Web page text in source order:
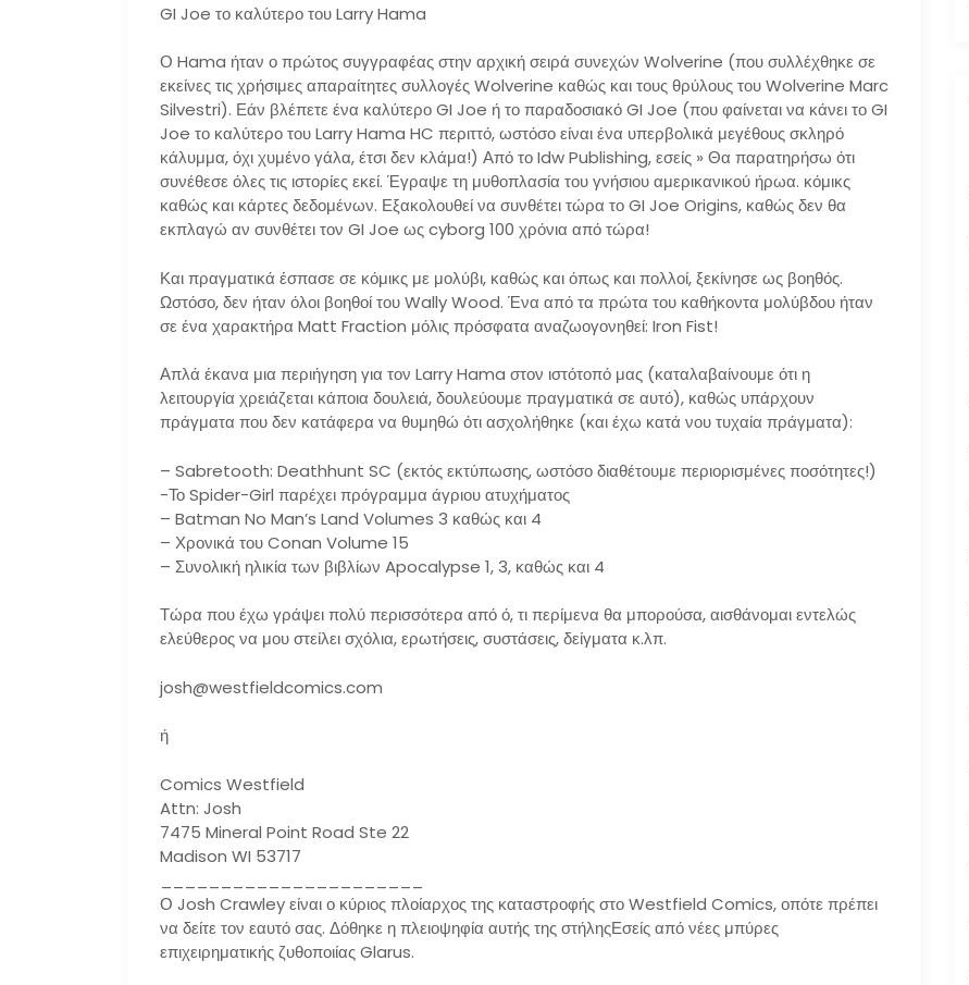
GI Joe το καλύτερο του Larry Hama
Ο Hama ήταν ο πρώτος συγγραφέας στην αρχική σειρά συνεχών Wolverine (που συλλέχθηκε σε
εκείνες τις χρήσιμες απαραίτητες συλλογές Wolverine καθώς και τους θρύλους του Wolverine Marc
Silvestri). Εάν βλέπετε ένα καλύτερο GI Joe ή το παραδοσιακό GI Joe (που φαίνεται να κάνει το GI
Joe το καλύτερο του Larry Hama HC περιττό, ωστόσο είναι ένα υπερβολικά μεγέθους σκληρό
κάλυμμα, όχι χυμένο γάλα, έτσι δεν κλάμα!) Από το Idw Publishing, εσείς » Θα παρατηρήσω ότι
συνέθεσε όλες τις ιστορίες εκεί. Έγραψε τη μυθοπλασία του γνήσιου αμερικανικού ήρωα. κόμικς
καθώς και κάρτες δεδομένων. Εξακολουθεί να συνθέτει τώρα το GI Joe Origins, καθώς δεν θα
εκπλαγώ αν συνθέτει τον GI Joe ως cyborg 100 χρόνια από τώρα!
Και πραγματικά έσπασε σε κόμικς με μολύβι, καθώς και όπως και πολλοί, ξεκίνησε ως βοηθός.
Ωστόσο, δεν ήταν όλοι βοηθοί του Wally Wood. Ένα από τα πρώτα του καθήκοντα μολύβδου ήταν
σε ένα χαρακτήρα Matt Fraction μόλις πρόσφατα αναζωογονηθεί: Iron Fist!
Απλά έκανα μια περιήγηση για τον Larry Hama στον ιστότοπό μας (καταλαβαίνουμε ότι η
λειτουργία χρειάζεται κάποια δουλειά, δουλεύουμε πραγματικά σε αυτό), καθώς υπάρχουν
πράγματα που δεν κατάφερα να θυμηθώ ότι ασχολήθηκε (και έχω κατά νου τυχαία πράγματα):
– Sabretooth: Deathhunt SC (εκτός εκτύπωσης, ωστόσο διαθέτουμε περιορισμένες ποσότητες!)
-Το Spider-Girl παρέχει πρόγραμμα άγριου ατυχήματος
– Batman No Man’s Land Volumes 3 καθώς και 4
– Χρονικά του Conan Volume 15
– Συνολική ηλικία των βιβλίων Apocalypse 1, 3, καθώς και 4
Τώρα που έχω γράψει πολύ περισσότερα από ό, τι περίμενα θα μπορούσα, αισθάνομαι εντελώς
ελεύθερος να μου στείλει σχόλια, ερωτήσεις, συστάσεις, δείγματα κ.λπ.
josh@westfieldcomics.com
ή
Comics Westfield
Attn: Josh
7475 Mineral Point Road Ste 22
Madison WI 53717
Ο Josh Crawley είναι ο κύριος πλοίαρχος της καταστροφής στο Westfield Comics, οπότε πρέπει
να δείτε τον εαυτό σας. Δόθηκε η πλειοψηφία αυτής της στήληςΕσείς από νέες μπύρες
επιχειρηματικής ζυθοποιίας Glarus.